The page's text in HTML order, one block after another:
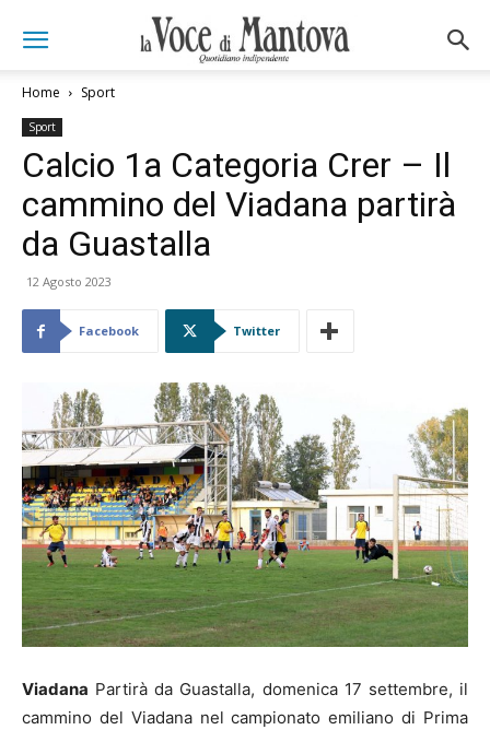
Home Sport
Sport
Calcio 1a Categoria Crer – Il
cammino del Viadana partirà
da Guastalla
12 Agosto 2023
Facebook Twitter
Viadana Partirà da Guastalla, domenica 17 settembre, il
cammino del Viadana nel campionato emiliano di Prima